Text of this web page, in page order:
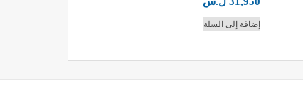
إضافة إلى السلة